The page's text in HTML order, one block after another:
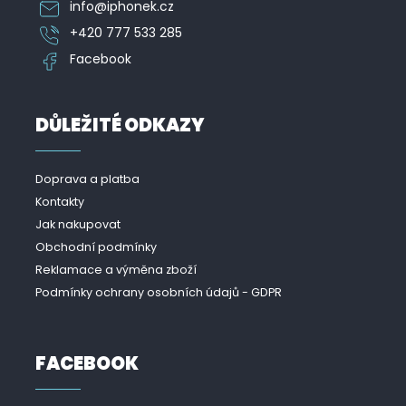
info@iphonek.cz
+420 777 533 285
Facebook
DŮLEŽITÉ ODKAZY
Doprava a platba
Kontakty
Jak nakupovat
Obchodní podmínky
Reklamace a výměna zboží
Podmínky ochrany osobních údajů - GDPR
FACEBOOK